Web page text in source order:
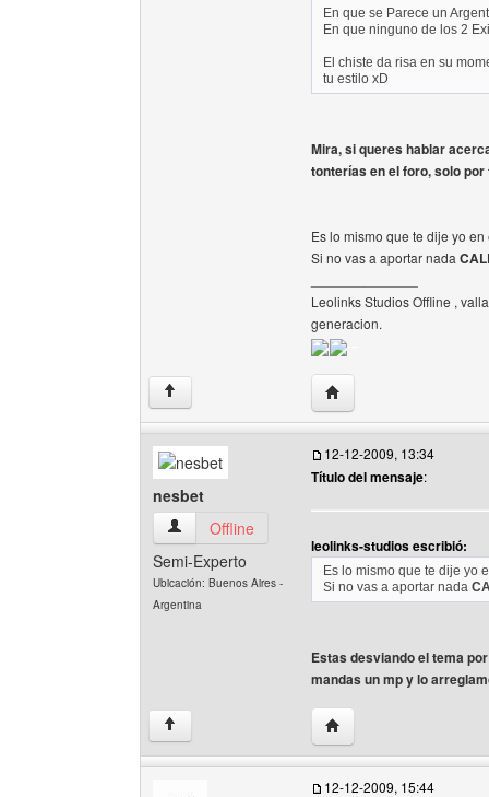
En que se Parece un
En que ninguno de los 2
El chiste da risa en su
tu estilo xD
Mira, si queres hablar
tonterías en el foro, solo
Es lo mismo que te dije yo
Si no vas a aportar nada
Leolinks Studios Offline ,
generacion.
↑ Visitar sitio web del
nesbet
nesbet Ver perfil del usuario
Offline
Semi-Experto
Ubicación: Buenos Aires -
Argentina
12-12-2009, 13:34
Título del mensaje:
leolinks-studios escribió:
Es lo mismo que te dije yo
Si no vas a aportar nada
Estas desviando el tema
mandas un mp y lo
↑ Visitar sitio web del
12-12-2009, 15:44